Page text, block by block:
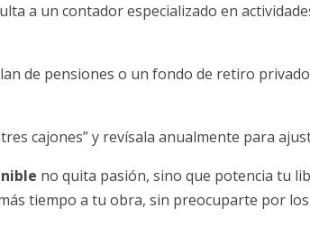
a un contador especializado en
de pensiones o un fondo de retiro
cajones” y revísala anualmente para
no quita pasión, sino que potencia tu
tiempo a tu obra, sin preocuparte por